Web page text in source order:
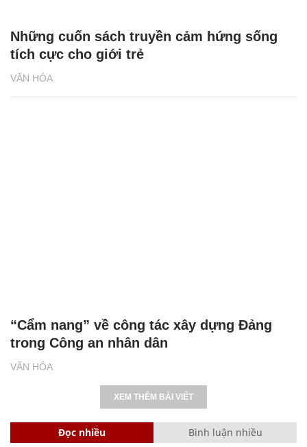
VĂN HÓA
Những cuốn sách truyền cảm hứng sống
tích cực cho giới trẻ
VĂN HÓA
“Cẩm nang” về công tác xây dựng Đảng
trong Công an nhân dân
XEM THÊM BÀI VIẾT
Đọc nhiều Bình luận nhiều